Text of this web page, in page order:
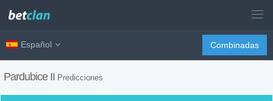
Español Combinadas
Pardubice II Predicciones